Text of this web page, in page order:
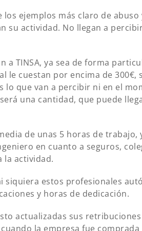
los ejemplos más claro de
su actividad. No llegan a
a TINSA, ya sea de forma
le cuestan por encima de 300€,
que van a percibir ni en el
una cantidad, que puede
de unas 5 horas de trabajo,
en cuanto a seguros,
la actividad.
siquiera estos profesionales
y horas de dedicación.
actualizadas sus
la empresa fue